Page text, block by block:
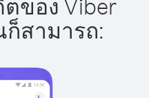
ของ Viber
สามารถ: